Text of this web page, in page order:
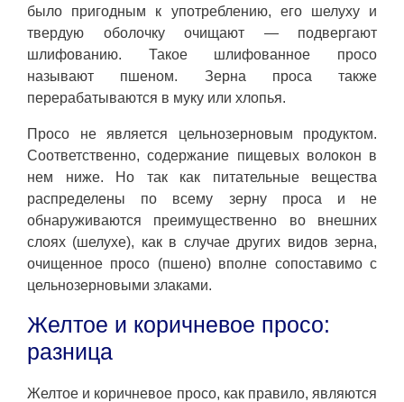
было пригодным к употреблению, его шелуху и
твердую оболочку очищают — подвергают
шлифованию. Такое шлифованное просо
называют пшеном. Зерна проса также
перерабатываются в муку или хлопья.
Просо не является цельнозерновым продуктом.
Соответственно, содержание пищевых волокон в
нем ниже. Но так как питательные вещества
распределены по всему зерну проса и не
обнаруживаются преимущественно во внешних
слоях (шелухе), как в случае других видов зерна,
очищенное просо (пшено) вполне сопоставимо с
цельнозерновыми злаками.
Желтое и коричневое просо:
разница
Желтое и коричневое просо, как правило, являются